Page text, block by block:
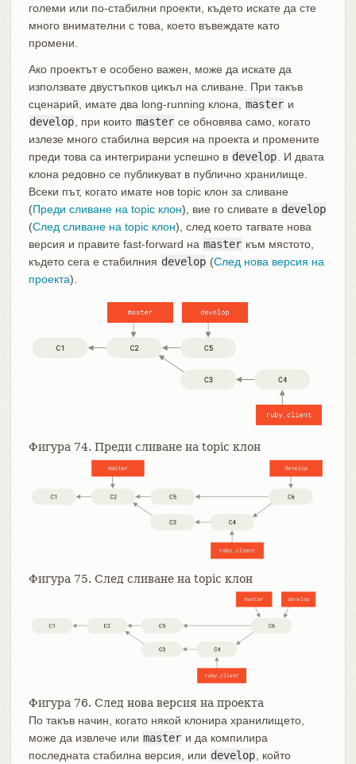
големи или по-стабилни проекти, където искате да сте
много внимателни с това, което въвеждате като
промени.
Ако проектът е особено важен, може да искате да
използвате двустъпков цикъл на сливане. При такъв
сценарий, имате два long-running клона, master и
develop , при които master се обновява само, когато
излезе много стабилна версия на проекта и промените
преди това са интегрирани успешно в develop . И двата
клона редовно се публикуват в публично хранилище.
Всеки път, когато имате нов topic клон за сливане
(Преди сливане на topic клон), вие го сливате в develop
(След сливане на topic клон), след което тагвате нова
версия и правите fast-forward на master към мястото,
където сега е стабилния develop (След нова версия на
проекта).
Фигура 74. Преди сливане на topic клон
Фигура 75. След сливане на topic клон
Фигура 76. След нова версия на проекта
По такъв начин, когато някой клонира хранилището,
може да извлече или master и да компилира
последната стабилна версия, или develop, който